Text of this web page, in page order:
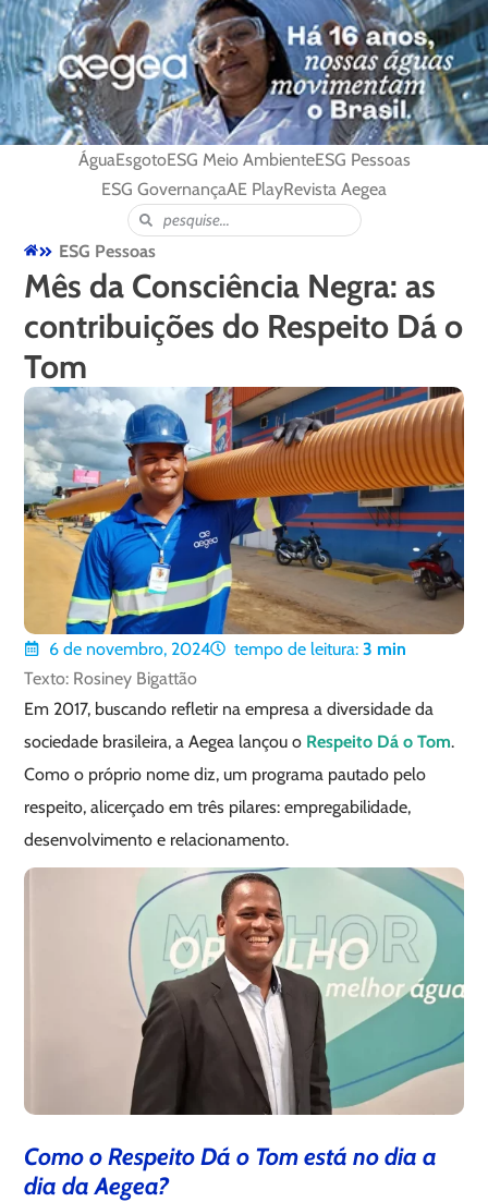
ÁguaEsgotoESG Meio AmbienteESG Pessoas
ESG GovernançaAE PlayRevista Aegea
ESG Pessoas
Mês da Consciência Negra: as
contribuições do Respeito Dá o
Tom
6 de novembro, 2024 tempo de leitura: 3 min
Texto: Rosiney Bigattão
Em 2017, buscando refletir na empresa a diversidade da
sociedade brasileira, a Aegea lançou o Respeito Dá o Tom.
Como o próprio nome diz, um programa pautado pelo
respeito, alicerçado em três pilares: empregabilidade,
desenvolvimento e relacionamento.
Como o Respeito Dá o Tom está no dia a
dia da Aegea?